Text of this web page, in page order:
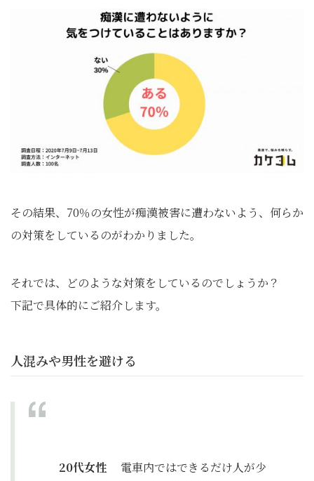
その結果、70％の女性が痴漢被害に遭わないよう、何らか
の対策をしているのがわかりました。
それでは、どのような対策をしているのでしょうか？
下記で具体的にご紹介します。
人混みや男性を避ける
20代女性 電車内ではできるだけ人が少